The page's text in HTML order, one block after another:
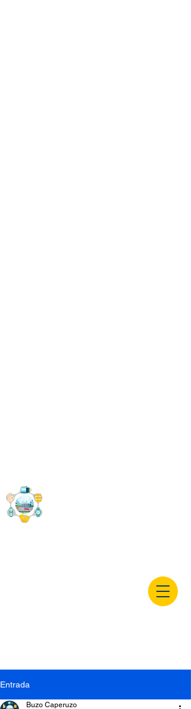
Entrada
Buzo Caperuzo